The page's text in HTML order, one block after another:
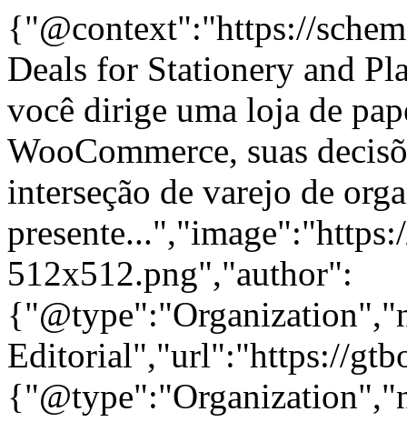
{"@context":"https://
Deals for Stationery and
você dirige uma loja de
WooCommerce, suas
interseção de varejo de
512x512.png","author":
Editorial","url":"https://